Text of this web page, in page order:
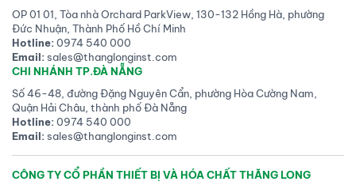
kích thước micro
Hiện tượng này
hình
cho thấy cách thức các
cấu trúc nano lưỡng tính
chúng tôi cung cấp các
định hướng thiết kế cho
OP 01 01, Tòa nhà Orchard ParkView, 130-132 Hồng Hà, phường
Đức Nhuận, Thành Phố Hồ Chí Minh
Hotline:0974 540 000
Email:sales@thanglonginst.com
CHI NHÁNH TP.ĐÀ NẴNG
Số 46-48, đường Đặng Nguyên Cẩn, phường Hòa Cường Nam,
Quận Hải Châu, thành phố Đà Nẵng
Hotline:0974 540 000
Email:sales@thanglonginst.com
CÔNG TY CỔ PHẦN THIẾT BỊ VÀ HÓA CHẤT THĂNG LONG